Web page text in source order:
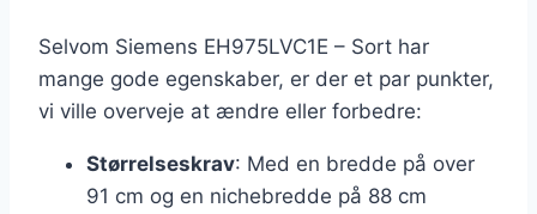
Selvom Siemens EH975LVC1E – Sort har
mange gode egenskaber, er der et par punkter,
vi ville overveje at ændre eller forbedre:
Størrelseskrav: Med en bredde på over
91 cm og en nichebredde på 88 cm